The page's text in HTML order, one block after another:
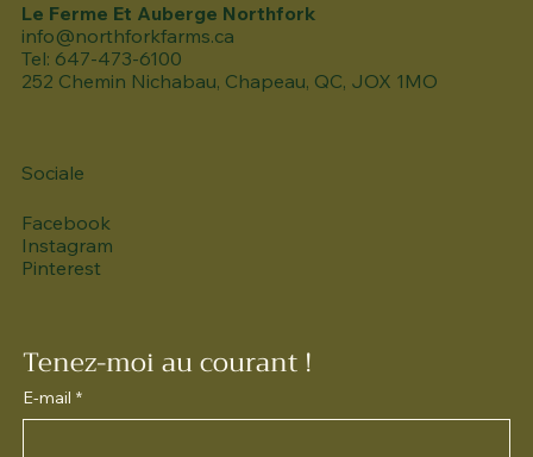
Le Ferme Et Auberge Northfork
info@northforkfarms.ca
Tel: 647-473-6100
252 Chemin Nichabau, Chapeau, QC, JOX 1MO
Sociale
Facebook
Instagram
Pinterest
Tenez-moi au courant !
E-mail *